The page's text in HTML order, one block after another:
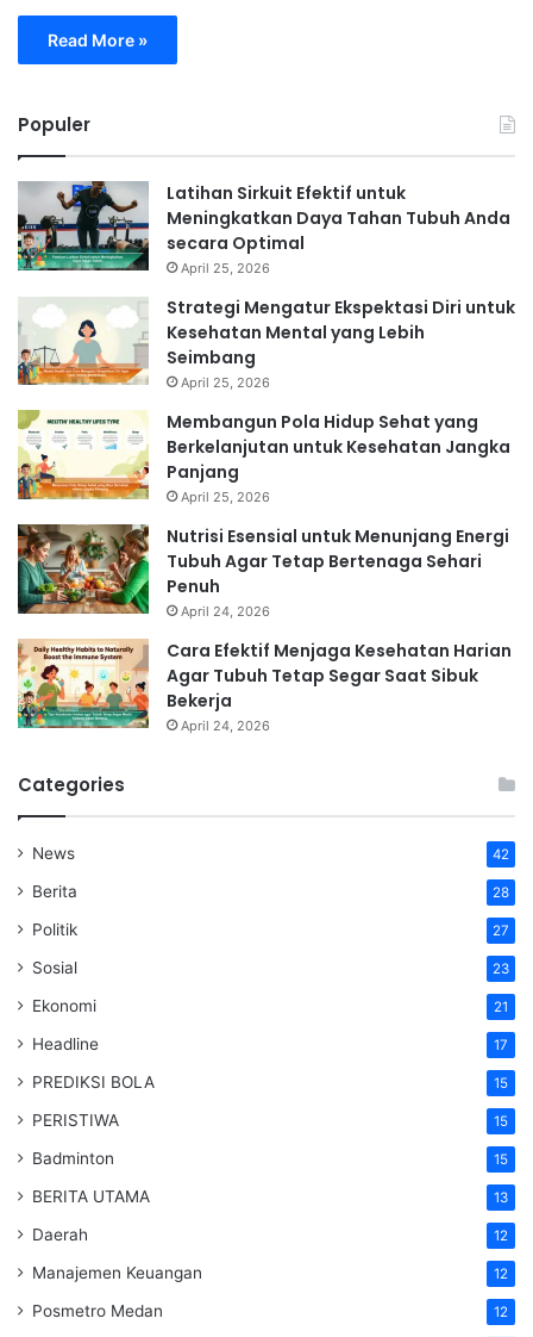
Read More »
Populer
Latihan Sirkuit Efektif untuk
Meningkatkan Daya Tahan Tubuh Anda
secara Optimal
April 25, 2026
Strategi Mengatur Ekspektasi Diri untuk
Kesehatan Mental yang Lebih
Seimbang
April 25, 2026
Membangun Pola Hidup Sehat yang
Berkelanjutan untuk Kesehatan Jangka
Panjang
April 25, 2026
Nutrisi Esensial untuk Menunjang Energi
Tubuh Agar Tetap Bertenaga Sehari
Penuh
April 24, 2026
Cara Efektif Menjaga Kesehatan Harian
Agar Tubuh Tetap Segar Saat Sibuk
Bekerja
April 24, 2026
Categories
News 42
Berita 28
Politik 27
Sosial 23
Ekonomi 21
Headline 17
PREDIKSI BOLA 15
PERISTIWA 15
Badminton 15
BERITA UTAMA 13
Daerah 12
Manajemen Keuangan 12
Posmetro Medan 12